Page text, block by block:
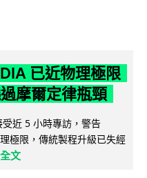
已近物理極限
摩爾定律瓶頸
近 5 小時專訪，警告
極限，傳統製程升級已失經
文